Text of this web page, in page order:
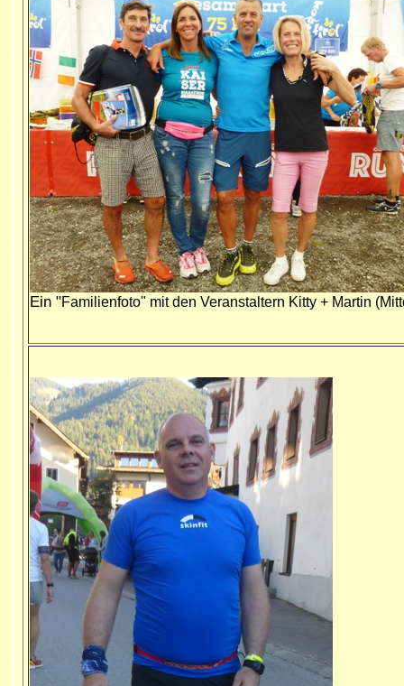
Ein "Familienfoto" mit den Veranstaltern Kitty + Martin